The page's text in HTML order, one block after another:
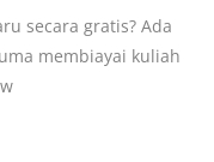
secara gratis? Ada
membiayai kuliah